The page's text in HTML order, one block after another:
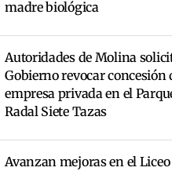
madre biológica
Autoridades de Molina
Gobierno revocar concesión
empresa privada en el
Radal Siete Tazas
Avanzan mejoras en el Liceo